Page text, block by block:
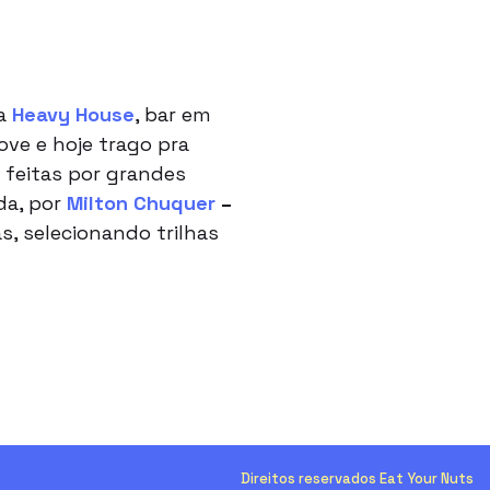
Heavy House, bar em
e hoje trago pra
feitas por grandes
por Milton Chuquer –
selecionando trilhas
Direitos reservados Eat Your Nuts